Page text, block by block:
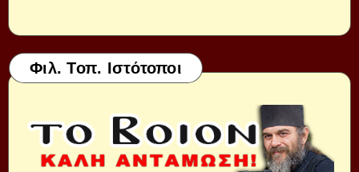
Φιλ. Τοπ. Ιστότοποι